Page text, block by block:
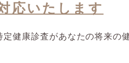
応いたします
定健康診査があなたの将来の